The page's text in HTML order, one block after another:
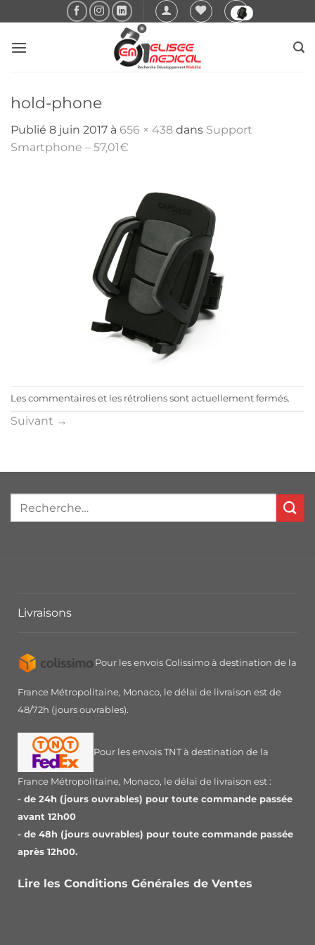
au
contenu
hold-phone
Publié 8 juin 2017 à 656 × 438 dans Support
Smartphone – 57,01€
Les commentaires et les rétroliens sont actuellement fermés.
Suivant →
Livraisons
Pour les envois Colissimo à destination de la
France Métropolitaine, Monaco, le délai de livraison est de
48/72h (jours ouvrables).
Pour les envois TNT à destination de la
France Métropolitaine, Monaco, le délai de livraison est :
- de 24h (jours ouvrables) pour toute commande passée
avant 12h00
- de 48h (jours ouvrables) pour toute commande passée
après 12h00.
Lire les Conditions Générales de Ventes